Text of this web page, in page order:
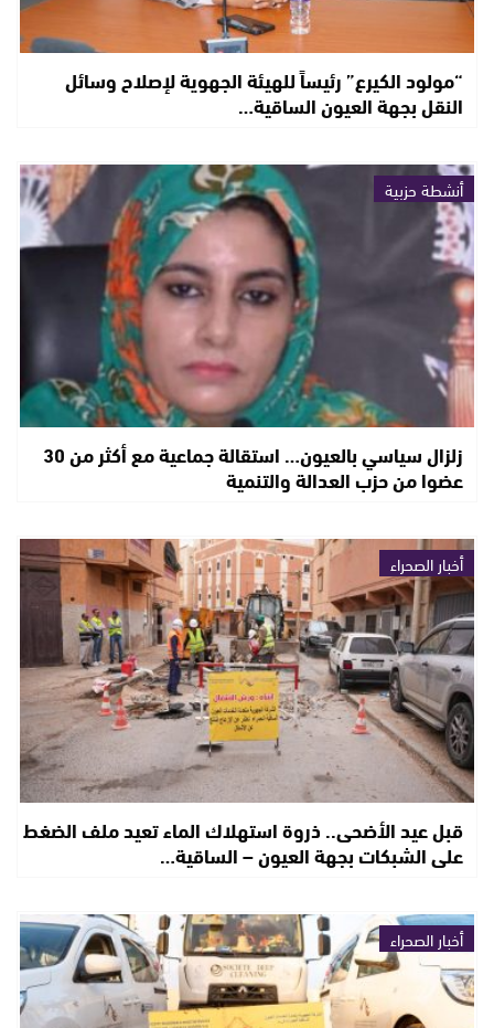
“مولود الكيرع” رئيساً للهيئة الجهوية لإصلاح وسائل
النقل بجهة العيون الساقية…
أنشطة حزبية
زلزال سياسي بالعيون… استقالة جماعية مع أكثر من 30
عضوا من حزب العدالة والتنمية
أخبار الصحراء
قبل عيد الأضحى.. ذروة استهلاك الماء تعيد ملف الضغط
على الشبكات بجهة العيون – الساقية…
أخبار الصحراء